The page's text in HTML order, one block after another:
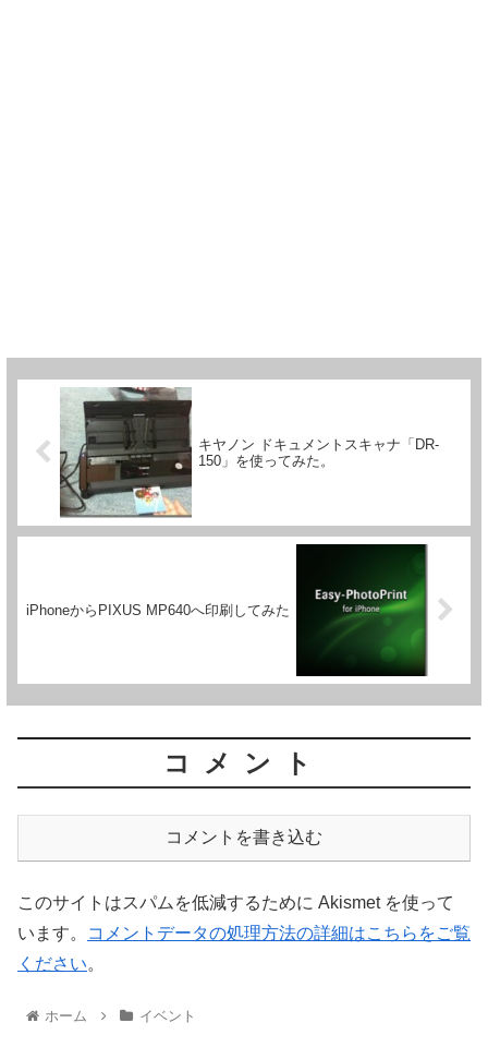
キヤノン ドキュメントスキャナ「DR-
150」を使ってみた。
iPhoneからPIXUS MP640へ印刷してみた
コメント
コメントを書き込む
このサイトはスパムを低減するために Akismet を使って
います。
コメントデータの処理方法の詳細はこちらをご覧
ください。
ホーム イベント